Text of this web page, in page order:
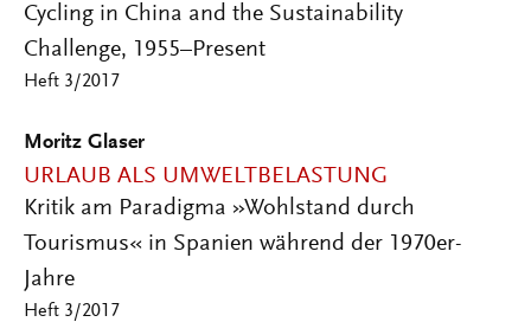
Cycling in China and the Sustainability
Challenge, 1955–Present
Heft 3/2017
Moritz Glaser
URLAUB ALS UMWELTBELASTUNG
Kritik am Paradigma »Wohlstand durch
Tourismus« in Spanien während der 1970er-
Jahre
Heft 3/2017